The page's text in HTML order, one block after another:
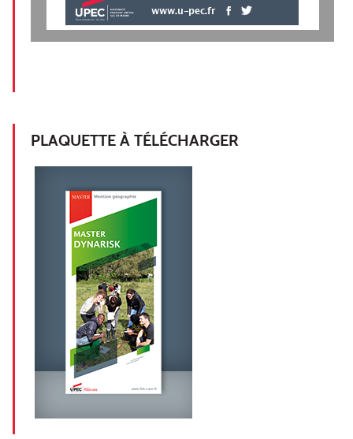
www.u-pec.fr
PLAQUETTE À TÉLÉCHARGER